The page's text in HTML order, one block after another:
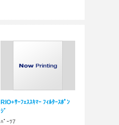
RIO+ｻｰﾌｪｽｽｷﾏｰ ﾌｨﾙﾀｰｽﾎﾟﾝ
ｼﾞ
ﾊﾟｰﾂ7